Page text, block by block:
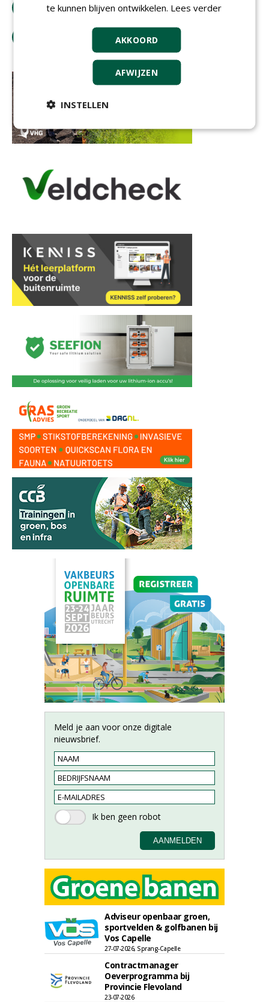
bestel tijdschrift
Meld je aan voor onze digitale
nieuwsbrief.
Adviseur openbaar groen,
sportvelden & golfbanen bij
Vos Capelle
27-07-2026, Sprang-Capelle
Contractmanager
Oeverprogramma bij
Provincie Flevoland
23-07-2026
te kunnen blijven ontwikkelen. Lees verder
AKKOORD
AFWIJZEN
INSTELLEN